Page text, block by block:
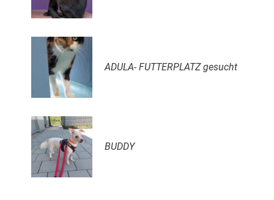
ADULA- FUTTERPLATZ gesucht
BUDDY